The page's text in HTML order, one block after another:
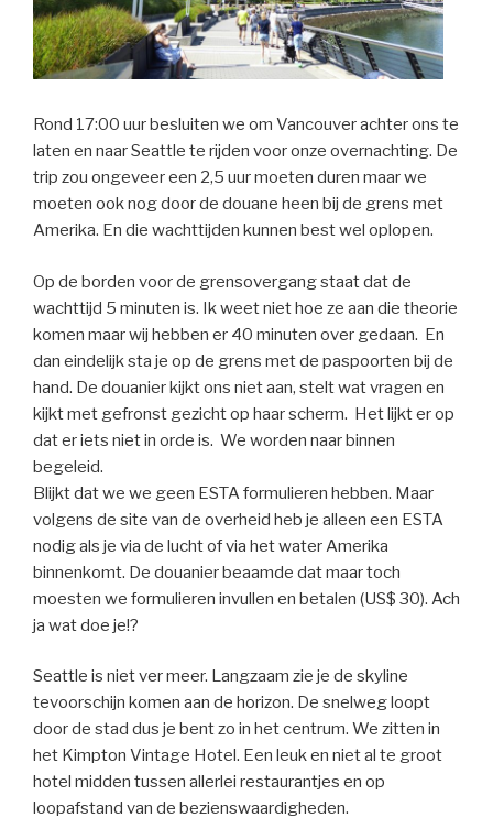
Rond 17:00 uur besluiten we om Vancouver achter ons te
laten en naar Seattle te rijden voor onze overnachting. De
trip zou ongeveer een 2,5 uur moeten duren maar we
moeten ook nog door de douane heen bij de grens met
Amerika. En die wachttijden kunnen best wel oplopen.
Op de borden voor de grensovergang staat dat de
wachttijd 5 minuten is. Ik weet niet hoe ze aan die theorie
komen maar wij hebben er 40 minuten over gedaan. En
dan eindelijk sta je op de grens met de paspoorten bij de
hand. De douanier kijkt ons niet aan, stelt wat vragen en
kijkt met gefronst gezicht op haar scherm. Het lijkt er op
dat er iets niet in orde is. We worden naar binnen
begeleid.
Blijkt dat we we geen ESTA formulieren hebben. Maar
volgens de site van de overheid heb je alleen een ESTA
nodig als je via de lucht of via het water Amerika
binnenkomt. De douanier beaamde dat maar toch
moesten we formulieren invullen en betalen (US$ 30). Ach
ja wat doe je!?
Seattle is niet ver meer. Langzaam zie je de skyline
tevoorschijn komen aan de horizon. De snelweg loopt
door de stad dus je bent zo in het centrum. We zitten in
het Kimpton Vintage Hotel. Een leuk en niet al te groot
hotel midden tussen allerlei restaurantjes en op
loopafstand van de bezienswaardigheden.